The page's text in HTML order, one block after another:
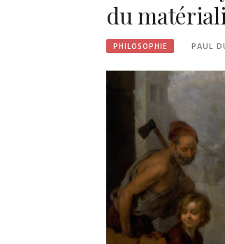
du
PHILOSOPHIE PAUL